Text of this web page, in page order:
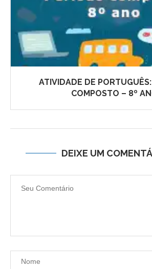
ATIVIDADE DE
COMPOSTO – 8º
DEIXE UM